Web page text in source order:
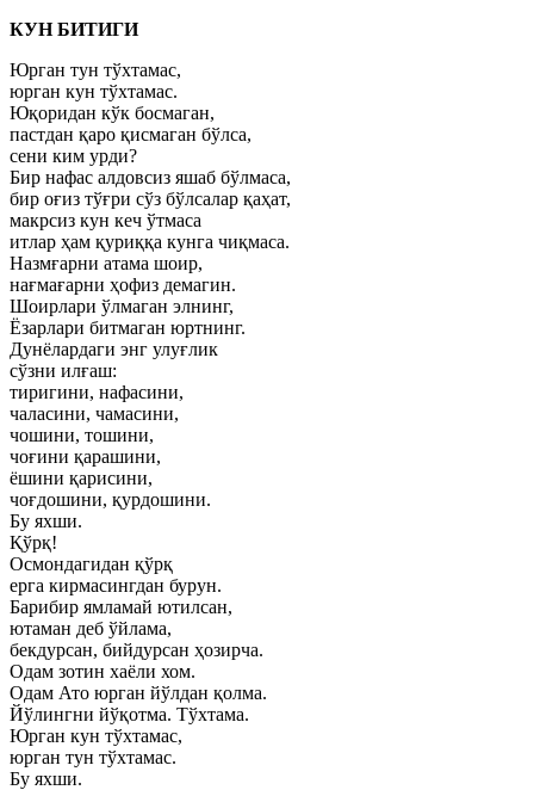
КУН БИТИГИ
Юрган тун тўхтамас,
юрган кун тўхтамас.
Юқоридан кўк босмаган,
пастдан қаро қисмаган бўлса,
сени ким урди?
Бир нафас алдовсиз яшаб бўлмаса,
бир оғиз тўғри сўз бўлсалар қаҳат,
макрсиз кун кеч ўтмаса
итлар ҳам қуриққа кунга чиқмаса.
Назмғарни атама шоир,
нағмағарни ҳофиз демагин.
Шоирлари ўлмаган элнинг,
Ёзарлари битмаган юртнинг.
Дунёлардаги энг улуғлик
сўзни илғаш:
тиригини, нафасини,
чаласини, чамасини,
чошини, тошини,
чоғини қарашини,
ёшини қарисини,
чоғдошини, қурдошини.
Бу яхши.
Қўрқ!
Осмондагидан қўрқ
ерга кирмасингдан бурун.
Барибир ямламай ютилсан,
ютаман деб ўйлама,
бекдурсан, бийдурсан ҳозирча.
Одам зотин хаёли хом.
Одам Ато юрган йўлдан қолма.
Йўлингни йўқотма. Тўхтама.
Юрган кун тўхтамас,
юрган тун тўхтамас.
Бу яхши.